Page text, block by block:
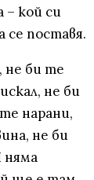
– кой си
се поставя.
не би те
не би
нарани,
не би
няма